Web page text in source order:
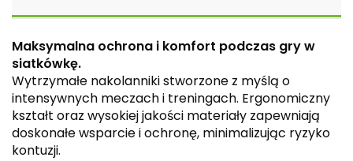
Maksymalna ochrona i komfort podczas gry w
siatkówkę.
Wytrzymałe nakolanniki stworzone z myślą o
intensywnych meczach i treningach. Ergonomiczny
kształt oraz wysokiej jakości materiały zapewniają
doskonałe wsparcie i ochronę, minimalizując ryzyko
kontuzji.